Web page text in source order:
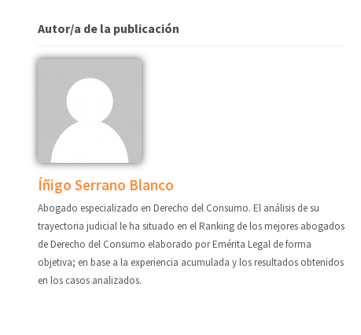
Autor/a de la publicación
Íñigo Serrano Blanco
Abogado especializado en Derecho del Consumo. El análisis de su
trayectoria judicial le ha situado en el Ranking de los mejores abogados
de Derecho del Consumo elaborado por Emérita Legal de forma
objetiva; en base a la experiencia acumulada y los resultados obtenidos
en los casos analizados.